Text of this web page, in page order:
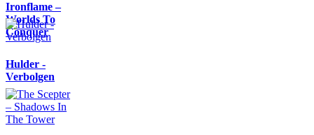
Ironflame –
Worlds To
Conquer
Hulder -
Verbolgen